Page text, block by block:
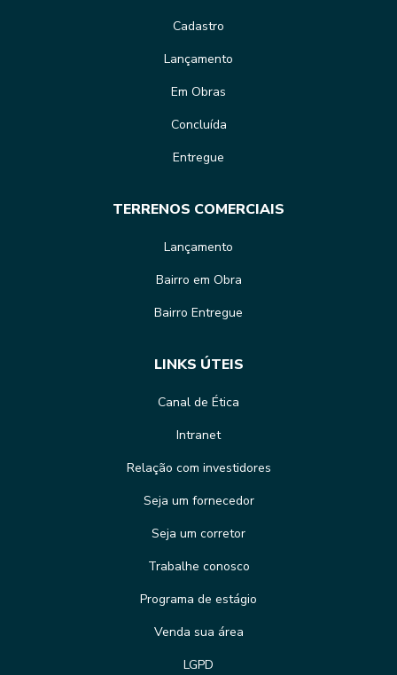
Cadastro
Lançamento
Em Obras
Concluída
Entregue
TERRENOS COMERCIAIS
Lançamento
Bairro em Obra
Bairro Entregue
LINKS ÚTEIS
Canal de Ética
Intranet
Relação com investidores
Seja um fornecedor
Seja um corretor
Trabalhe conosco
Programa de estágio
Venda sua área
LGPD